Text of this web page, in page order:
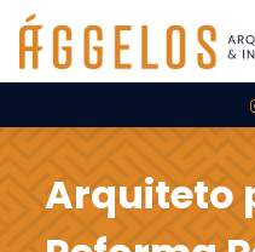
Arquiteto